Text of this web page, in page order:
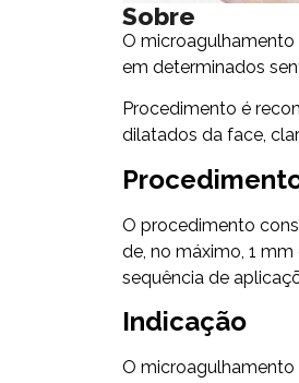
Sobre
O microagulhamento
em determinados
Procedimento é
dilatados da face,
O procedimento
de, no máximo, 1
sequência de
Indicação
O microagulhamento